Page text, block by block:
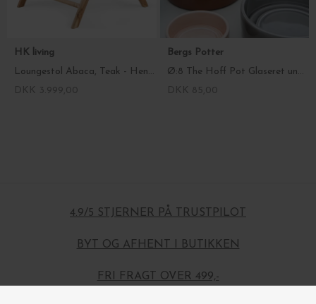
HK living
Loungestol Abaca, Teak - Hent selv
Bergs Potter
Ø:8 The Hoff Pot Glaseret underskål, Vælg farve
4.9/5 STJERNER PÅ TRUSTPILOT
BYT OG AFHENT I BUTIKKEN
FRI FRAGT OVER 499,-